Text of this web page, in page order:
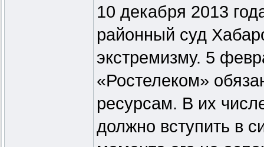
10 декабря 2013
районный суд
экстремизму. 5
«Ростелеком»
ресурсам. В их
должно вступить в